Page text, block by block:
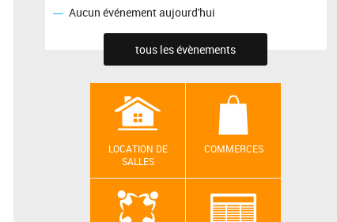
Aucun événement aujourd'hui
tous les évènements
LOCATION DE
SALLES
COMMERCES